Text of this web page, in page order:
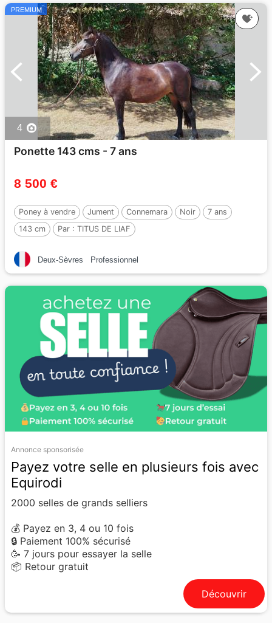
PREMIUM
4
Ponette 143 cms - 7 ans
8 500 €
Poney à vendre Jument Connemara Noir
7 ans
143 cm
Par : TITUS DE LIAF
Deux-Sèvres Professionnel
Annonce sponsorisée
Payez votre selle en plusieurs fois avec
Equirodi
2000 selles de grands selliers
💰 Payez en 3, 4 ou 10 fois
🔒 Paiement 100% sécurisé
🥳 7 jours pour essayer la selle
📦 Retour gratuit
Découvrir